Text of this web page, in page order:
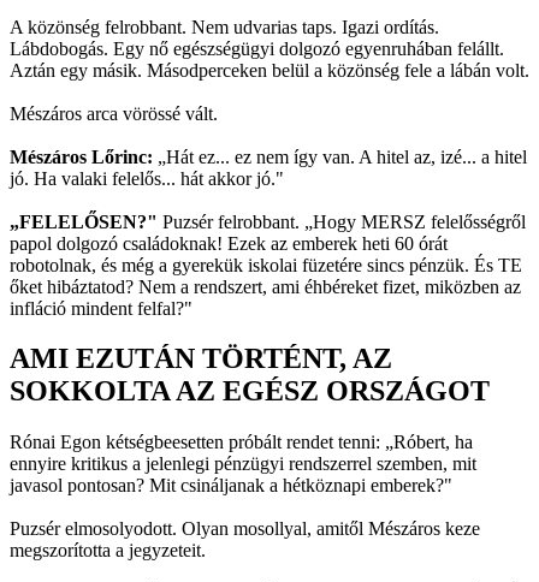
A közönség felrobbant. Nem udvarias taps. Igazi ordítás.
Lábdobogás. Egy nő egészségügyi dolgozó egyenruhában felállt.
Aztán egy másik. Másodperceken belül a közönség fele a lábán volt.
Mészáros arca vörössé vált.
Mészáros Lőrinc: „Hát ez... ez nem így van. A hitel az, izé... a hitel
jó. Ha valaki felelős... hát akkor jó."
„FELELŐSEN?" Puzsér felrobbant. „Hogy MERSZ felelősségről
papol dolgozó családoknak! Ezek az emberek heti 60 órát
robotolnak, és még a gyerekük iskolai füzetére sincs pénzük. És TE
őket hibáztatod? Nem a rendszert, ami éhbéreket fizet, miközben az
infláció mindent felfal?"
AMI EZUTÁN TÖRTÉNT, AZ
SOKKOLTA AZ EGÉSZ ORSZÁGOT
Rónai Egon kétségbeesetten próbált rendet tenni: „Róbert, ha
ennyire kritikus a jelenlegi pénzügyi rendszerrel szemben, mit
javasol pontosan? Mit csináljanak a hétköznapi emberek?"
Puzsér elmosolyodott. Olyan mosollyal, amitől Mészáros keze
megszorította a jegyzeteit.